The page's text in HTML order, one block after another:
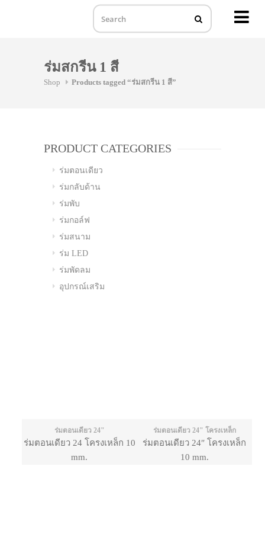
ร่มสกรีน 1 สี
Shop Products tagged “ร่มสกรีน 1 สี”
PRODUCT CATEGORIES
ร่มตอนเดียว
ร่มกลับด้าน
ร่มพับ
ร่มกอล์ฟ
ร่มสนาม
ร่ม LED
ร่มพัดลม
อุปกรณ์เสริม
ร่มตอนเดียว 24"
ร่มตอนเดียว 24 โครงเหล็ก 10
mm.
ร่มตอนเดียว 24" โครงเหล็ก
ร่มตอนเดียว 24″ โครงเหล็ก
10 mm.